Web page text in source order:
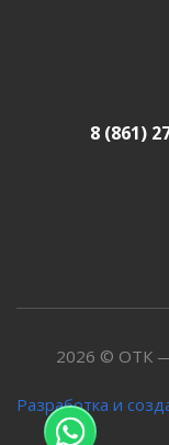
8 (861)
2026 © ОТК
Разработка и